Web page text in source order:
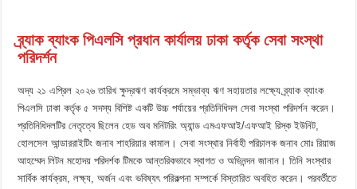
ব্র্যাক ব্যাংক পিএলসি প্রধান কার্যালয় ঢাকা কর্তৃক সেবা সংস্থা
পরিদর্শন
অদ্য ২১ এপ্রিল ২০২৬ তারিখ ক্ষুদ্রঋণ কার্যক্রমে সম্ভাব্য ঋণ সহায়তার লক্ষ্যে ব্র্যাক ব্যাংক
পিএলসি ঢাকা কর্তৃক ৫ সদস্য বিশিষ্ট একটি উচ্চ পর্যায়ের প্রতিনিধিদল সেবা সংস্থা পরিদর্শন করেন।
প্রতিনিধিদলটির নেতৃত্বে ছিলেন হেড অব মনিটরিং অ্যান্ড এমএফআই/এফআই রিস্ক ইউনিট,
হোলসেল আন্ডাররাইটিং জনাব শাহরিয়ার কামাল। সেবা সংস্থার নির্বাহী পরিচালক জনাব মোঃ রিয়াজ
আহম্মেদ লিটন মহোদয় পরিদর্শক টিমকে আন্তরিকভাবে স্বাগত ও অভিনন্দন জানান। তিনি সংস্থার
সার্বিক কার্যক্রম, লক্ষ্য, অর্জন এবং ভবিষ্যৎ পরিকল্পনা সম্পর্কে বিস্তারিত অবহিত করেন। পরবর্তীতে